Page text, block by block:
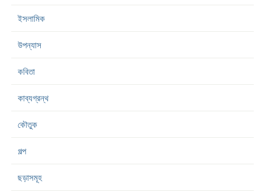
ইসলামিক
উপন্যাস
কবিতা
কাব্যগ্রন্থ
কৌতুক
গল্প
ছড়াসমূহ